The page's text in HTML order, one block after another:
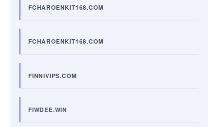
FCHAROENKIT168.COM
FCHAROENKIT168.COM
FINNIVIPS.COM
FIWDEE.WIN